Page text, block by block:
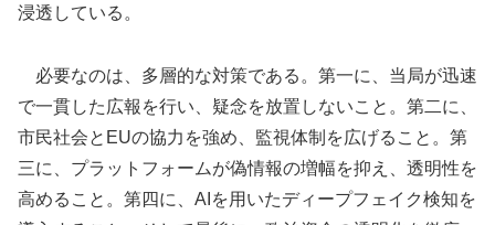
浸透している。
必要なのは、多層的な対策である。第一に、当局が迅速
で一貫した広報を行い、疑念を放置しないこと。第二に、
市民社会とEUの協力を強め、監視体制を広げること。第
三に、プラットフォームが偽情報の増幅を抑え、透明性を
高めること。第四に、AIを用いたディープフェイク検知を